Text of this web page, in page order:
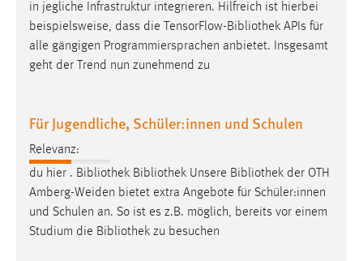
in jegliche Infrastruktur integrieren. Hilfreich ist hierbei
beispielsweise, dass die TensorFlow-Bibliothek APIs für
alle gängigen Programmiersprachen anbietet. Insgesamt
geht der Trend nun zunehmend zu
Für Jugendliche, Schüler:innen und Schulen
Relevanz:
du hier . Bibliothek Bibliothek Unsere Bibliothek der OTH
Amberg-Weiden bietet extra Angebote für Schüler:innen
und Schulen an. So ist es z.B. möglich, bereits vor einem
Studium die Bibliothek zu besuchen
Name:
Zweck:
Cookie Laufzeit:
Max. 13 Monate
MARKETING
Marketing Cookies werden von Drittanbietern